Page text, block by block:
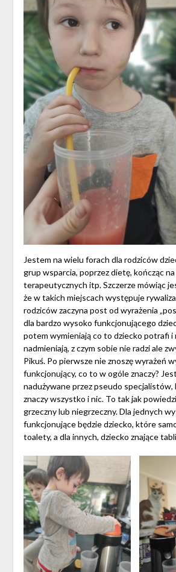
Jestem na wielu forach dla rodziców
grup wsparcia, poprzez dietę, kończąc
terapeutycznych itp. Szczerze mówiąc
że w takich miejscach występuje
rodziców zaczyna post od wyrażenia
dla bardzo wysoko funkcjonującego
potem wymieniają co to dziecko potrafi i
nadmieniają, z czym sobie nie radzi ale
Pikuś. Po pierwsze nie znoszę wyrażeń
funkcjonujący, co to w ogóle znaczy?
nadużywane przez pseudo
znaczy wszystko i nic. To tak jak
grzeczny lub niegrzeczny. Dla jednych
funkcjonujące będzie dziecko, które
toalety, a dla innych, dziecko znające